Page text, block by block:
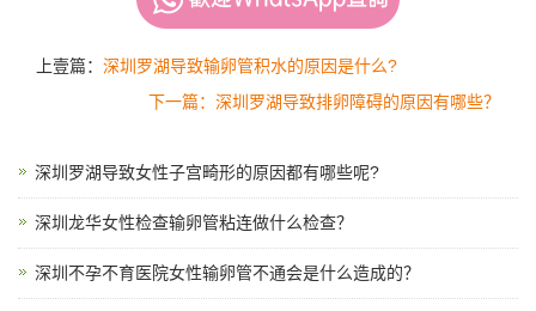
上壹篇： 深圳罗湖导致输卵管积水的原因是什么?
下一篇：深圳罗湖导致排卵障碍的原因有哪些？
深圳罗湖导致女性子宫畸形的原因都有哪些呢?
深圳龙华女性检查输卵管粘连做什么检查？
深圳不孕不育医院女性输卵管不通会是什么造成的？